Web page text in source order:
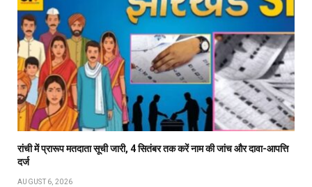
रांची में प्रारूप मतदाता सूची जारी, 4 सितंबर तक करें नाम की जांच और दावा-आपत्ति
दर्ज
AUGUST 6, 2026